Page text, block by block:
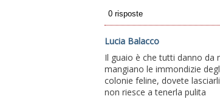
Lucia Balacco
Il guaio è che tutti danno da
mangiano le immondizie
colonie feline, dovete
non riesce a tenerla pulita